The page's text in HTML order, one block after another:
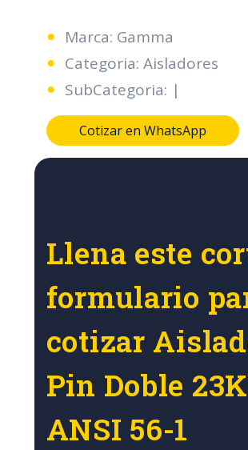
Marca: Gamma
Categoria: Aisladores
SubCategoria: |
Cotizar en WhatsApp
Llena este
formulario
cotizar
Pin Doble
ANSI 56-1